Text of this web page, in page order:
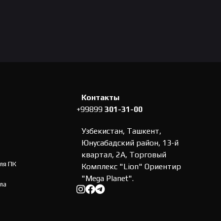
ПК
Контакты
+99899 301-31-00
Узбекистан, Ташкент,
Юнусабадский район, 13-й
квартал, 2А, Торговый
Комплекс "Lion" Ориентир
"Mega Planet".